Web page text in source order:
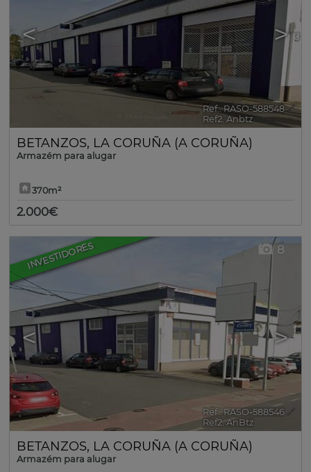
< >
Ref.. RASO-588548 🔗
Ref2. Anbtz
BETANZOS, LA CORUÑA (A CORUÑA)
Armazém para alugar
370m²
2.000€
INVESTIDORES
< >
8
Ref.. RASO-588546 🔗
Ref2. AnBtz
BETANZOS, LA CORUÑA (A CORUÑA)
Armazém para alugar